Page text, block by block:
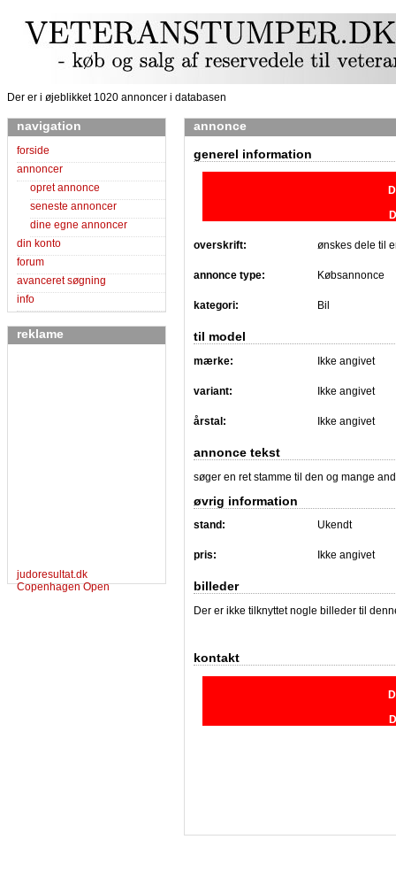
Der er i øjeblikket 1020 annoncer i databasen
navigation
forside
annoncer
opret annonce
seneste annoncer
dine egne annoncer
din konto
forum
avanceret søgning
info
reklame
judoresultat.dk
Copenhagen Open
annonce
generel information
overskrift: ønskes dele til
annonce type: Købsannonce
kategori: Bil
til model
mærke: Ikke angivet
variant: Ikke angivet
årstal: Ikke angivet
annonce tekst
søger en ret stamme til den og mange
øvrig information
stand: Ukendt
pris: Ikke angivet
billeder
Der er ikke tilknyttet nogle billeder til
kontakt